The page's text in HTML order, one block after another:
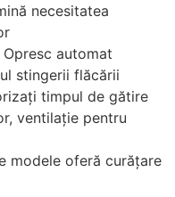
necesitatea
Opresc automat
stingerii flăcării
timpul de gătire
ventilație pentru
modele oferă curățare